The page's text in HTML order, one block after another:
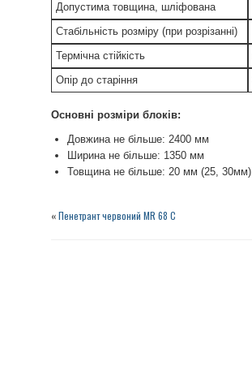
Допустима товщина, шліфована
Стабільність розміру (при розрізанні)
Термічна стійкість
Опір до старіння
Основні розміри блоків:
Довжина не більше: 2400 мм
Ширина не більше: 1350 мм
Товщина не більше: 20 мм (25, 30мм)
«Пенетрант червоний MR 68 C